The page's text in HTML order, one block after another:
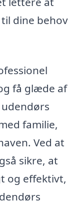
dine behov
få glæde af
familie,
Ved at
sikre, at
og effektivt,